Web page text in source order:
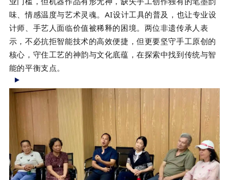
味、情感温度与艺术灵魂。AI设计工具的普及，也让专业设
计师、手艺人面临价值被稀释的困境。两位非遗传承人表
示，不必抗拒智能技术的高效便捷，但更要坚守手工原创的
核心，守住工艺的神韵与文化底蕴，在探索中找到传统与智
能的平衡支点。